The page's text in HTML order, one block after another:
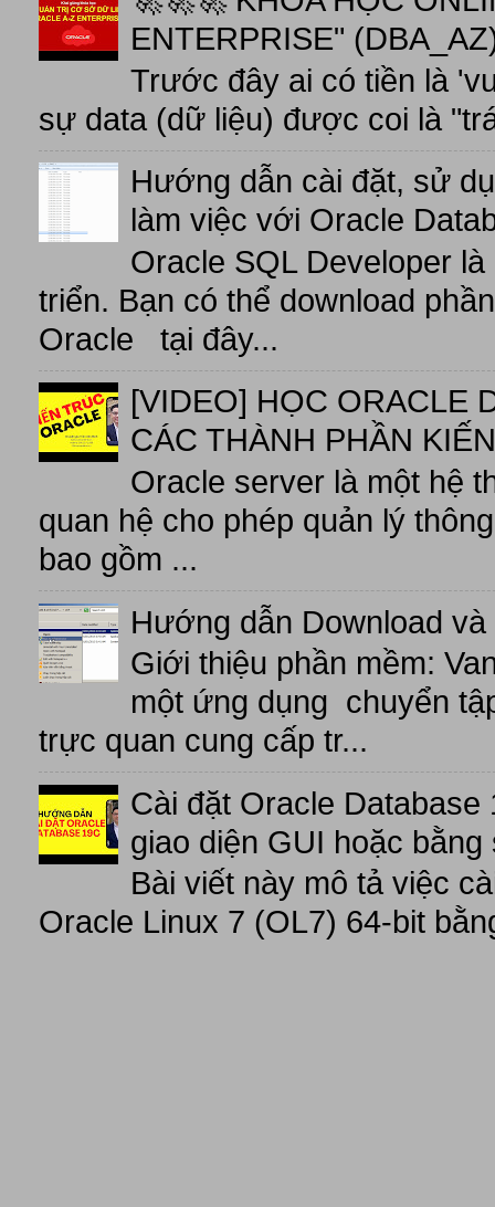
ENTERPRISE"
Trước đây ai có tiền là
sự data (dữ liệu) được coi là
Hướng dẫn cài đặt, sử
làm việc với Oracle
Oracle SQL Developer
triển. Bạn có thể download
Oracle tại đây...
[VIDEO] HỌC ORACLE
CÁC THÀNH PHẦN
Oracle server là một hệ
quan hệ cho phép quản lý
bao gồm ...
Hướng dẫn Download
Giới thiệu phần mềm:
một ứng dụng chuyển
trực quan cung cấp tr...
Cài đặt Oracle
giao diện GUI hoặc bằng
Bài viết này mô tả việc
Oracle Linux 7 (OL7) 64-bit